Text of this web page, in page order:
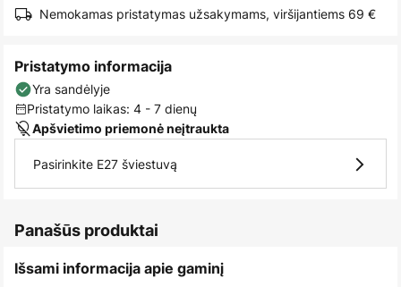
Nemokamas pristatymas užsakymams, viršijantiems 69 €
Pristatymo informacija
Yra sandėlyje
Pristatymo laikas: 4 - 7 dienų
Apšvietimo priemonė neįtraukta
Pasirinkite E27 šviestuvą
Panašūs produktai
Išsami informacija apie gaminį